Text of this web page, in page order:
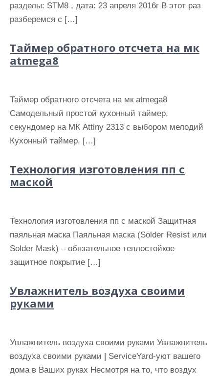
разделы: STM8 , дата: 23 апреля 2016г В этот раз
разберемся с […]
Таймер обратного отсчета на мк
atmega8
Таймер обратного отсчета на мк atmega8
Самодельный простой кухонный таймер,
секундомер на МК Attiny 2313 с выбором мелодий
Кухонный таймер, […]
Технология изготовления пп с
маской
Технология изготовления пп с маской Защитная
паяльная маска Паяльная маска (Solder Resist или
Solder Mask) – обязательное теплостойкое
защитное покрытие […]
Увлажнитель воздуха своими
руками
Увлажнитель воздуха своими руками Увлажнитель
воздуха своими руками | ServiceYard-уют вашего
дома в Ваших руках Несмотря на то, что воздух